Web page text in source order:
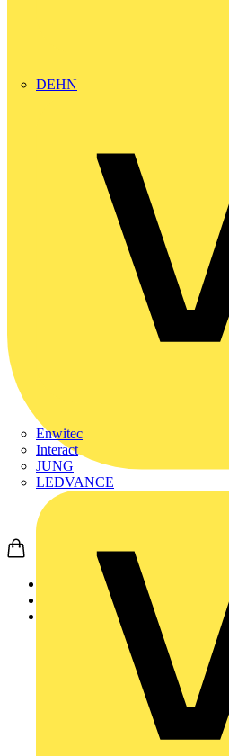
DEHN
Enwitec
Interact
JUNG
LEDVANCE
Schneider Electric